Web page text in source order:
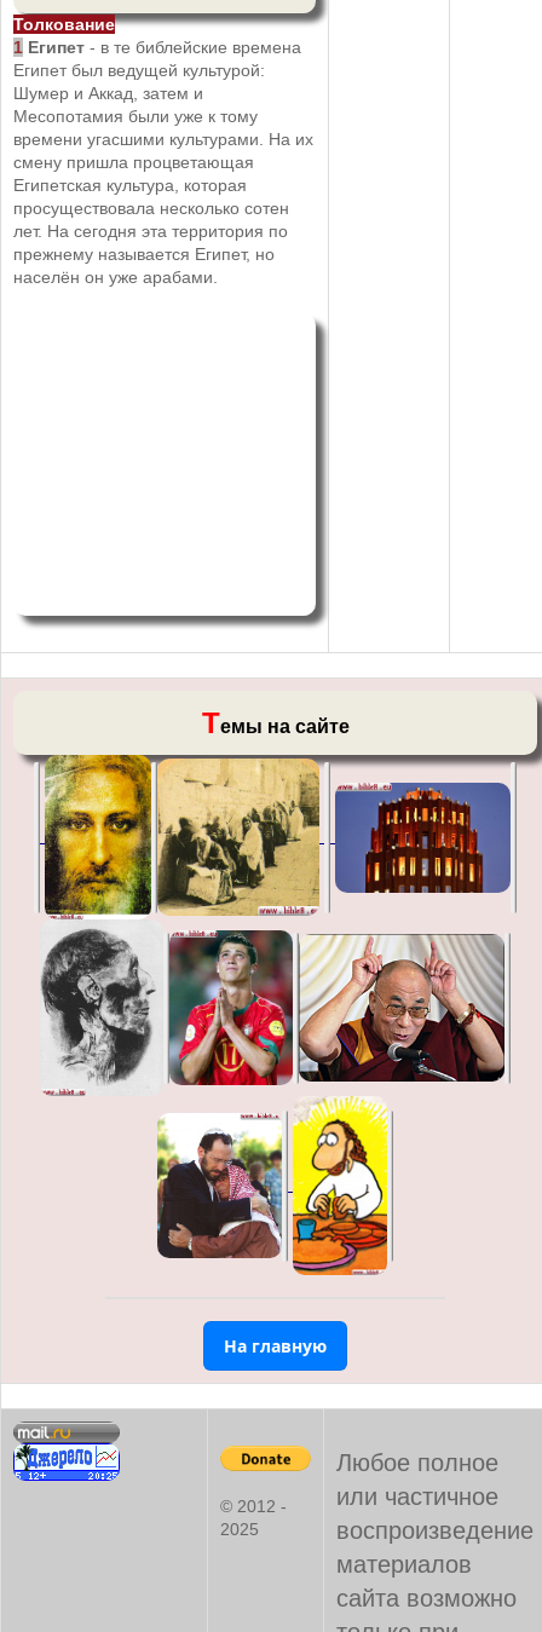
Толкование
1 Египет - в те библейские времена
Египет был ведущей культурой:
Шумер и Аккад, затем и
Месопотамия были уже к тому
времени угасшими культурами. На их
смену пришла процветающая
Египетская культура, которая
просуществовала несколько сотен
лет. На сегодня эта территория по
прежнему называется Египет, но
населён он уже арабами.
Темы на сайте
На главную
© 2012 -
2025
Любое полное
или частичное
воспроизведение
материалов
сайта возможно